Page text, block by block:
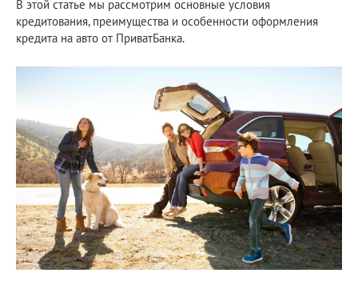
В этой статье мы рассмотрим основные условия
кредитования, преимущества и особенности оформления
кредита на авто от ПриватБанка.